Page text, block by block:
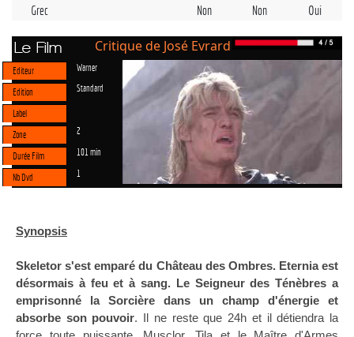
Grec
Non Non Oui
Le Film Critique de José Evrard
Editeur Warner
Edition Standard
Label
Zone
2
Durée Film 101 min
Nb Dvd 1
Synopsis
Skeletor s'est emparé du Château des Ombres. Eternia est
désormais à feu et à sang. Le Seigneur des Ténèbres a
emprisonné la Sorcière dans un champ d'énergie et
absorbe son pouvoir. Il ne reste que 24h et il détiendra la